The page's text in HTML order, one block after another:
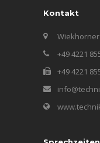
Kontakt
Wiekhorner
+49 4221
+49 4221